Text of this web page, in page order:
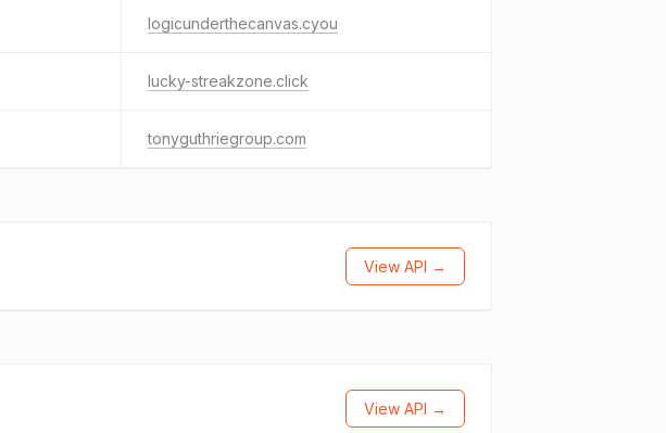
logicunderthecanvas.cyou
lucky-streakzone.click
tonyguthriegroup.com
View API →
View API →